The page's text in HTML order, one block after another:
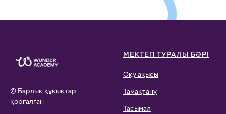
© Барлық құқықтар
қорғалған
МЕКТЕП ТУРАЛЫ БӘРІ
Оқу ақысы
Тамақтану
Тасымал